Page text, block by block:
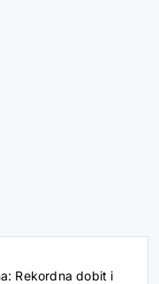
Rekordna dobit i